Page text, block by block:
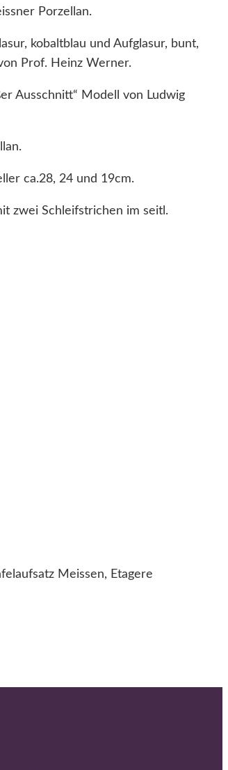
Porzellan.
kobaltblau und Aufglasur, bunt,
Prof. Heinz Werner.
Ausschnitt“ Modell von Ludwig
ca.28, 24 und 19cm.
zwei Schleifstrichen im seitl.
Meissen, Etagere